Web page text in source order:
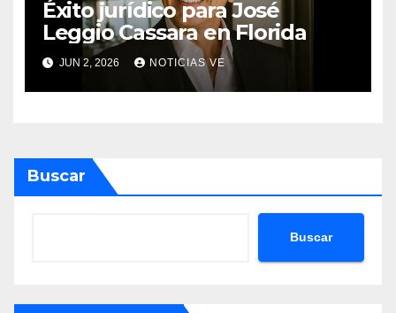
Éxito jurídico para José
Leggio Cassara en Florida
JUN 2, 2026 NOTICIAS VE
Buscar
Buscar